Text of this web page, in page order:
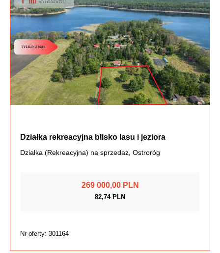
Działka rekreacyjna blisko lasu i jeziora
Działka (Rekreacyjna) na sprzedaż, Ostroróg
269 000,00 PLN
82,74 PLN
Nr oferty: 301164